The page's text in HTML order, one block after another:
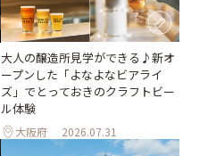
大人の醸造所見学ができる♪新オ
ープンした「よなよなビアライ
ズ」でとっておきのクラフトビー
ル体験
大阪府 2026.07.31